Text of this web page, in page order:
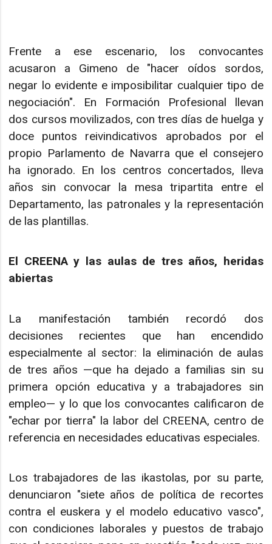
Frente a ese escenario, los convocantes
acusaron a Gimeno de "hacer oídos sordos,
negar lo evidente e imposibilitar cualquier tipo de
negociación". En Formación Profesional llevan
dos cursos movilizados, con tres días de huelga y
doce puntos reivindicativos aprobados por el
propio Parlamento de Navarra que el consejero
ha ignorado. En los centros concertados, lleva
años sin convocar la mesa tripartita entre el
Departamento, las patronales y la representación
de las plantillas.
El CREENA y las aulas de tres años, heridas
abiertas
La manifestación también recordó dos
decisiones recientes que han encendido
especialmente al sector: la eliminación de aulas
de tres años —que ha dejado a familias sin su
primera opción educativa y a trabajadores sin
empleo— y lo que los convocantes calificaron de
"echar por tierra" la labor del CREENA, centro de
referencia en necesidades educativas especiales.
Los trabajadores de las ikastolas, por su parte,
denunciaron "siete años de política de recortes
contra el euskera y el modelo educativo vasco",
con condiciones laborales y puestos de trabajo